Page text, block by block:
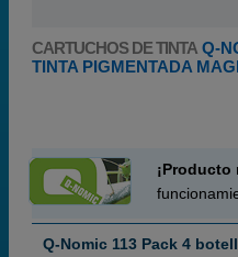
CARTUCHOS DE TINTA Q-
TINTA PIGMENTADA
¡Producto
Q-Nomic 113 Pack 4